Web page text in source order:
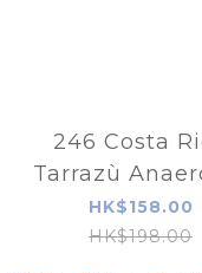
246 Costa
Tarrazù
哥斯達黎加塔拉
HK$158.00
HK$198.00